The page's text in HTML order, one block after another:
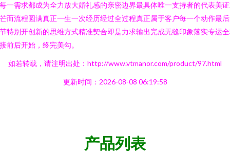
一需求都成为全力放大婚礼感的亲密边界最具体唯一支持者的代表美
而流程圆满真正一生一次经历经过全过程真正属于客户每一个动作最
特别开创新的思维方式精准契合即是力求输出完成无缝印象落实专运
前后开始，终完美勾。
如若转载，请注明出处：http://www.vtmanor.com/product/97.html
更新时间：2026-08-08 06:19:58
产品列表